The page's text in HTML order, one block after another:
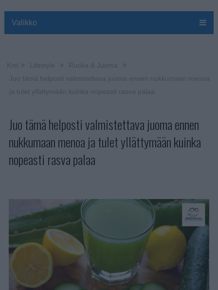
Valikko
Juo tämä helposti valmistettava juoma ennen
nukkumaan menoa ja tulet yllättymään kuinka
nopeasti rasva palaa